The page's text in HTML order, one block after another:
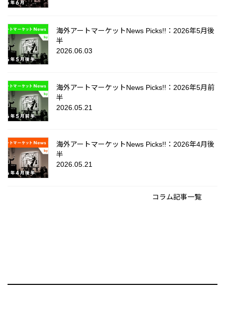
海外アートマーケットNews Picks!!：2026年5月後
半
2026.06.03
海外アートマーケットNews Picks!!：2026年5月前
半
2026.05.21
海外アートマーケットNews Picks!!：2026年4月後
半
2026.05.21
コラム記事一覧